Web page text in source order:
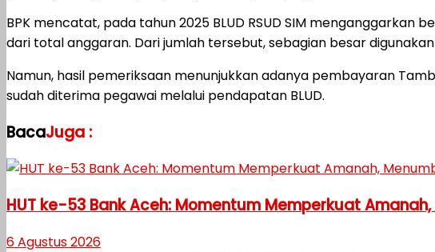
BPK mencatat, pada tahun 2025 BLUD RSUD SIM
dari total anggaran. Dari jumlah tersebut, sebagian besar
Namun, hasil pemeriksaan menunjukkan adanya pembayaran
sudah diterima pegawai melalui pendapatan BLUD.
BacaJuga :
HUT ke-53 Bank Aceh: Momentum Memperkuat
6 Agustus 2026